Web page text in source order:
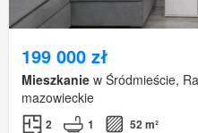
199 000 zł
Mieszkanie w Śródmieście,
mazowieckie
2 1
52 m²